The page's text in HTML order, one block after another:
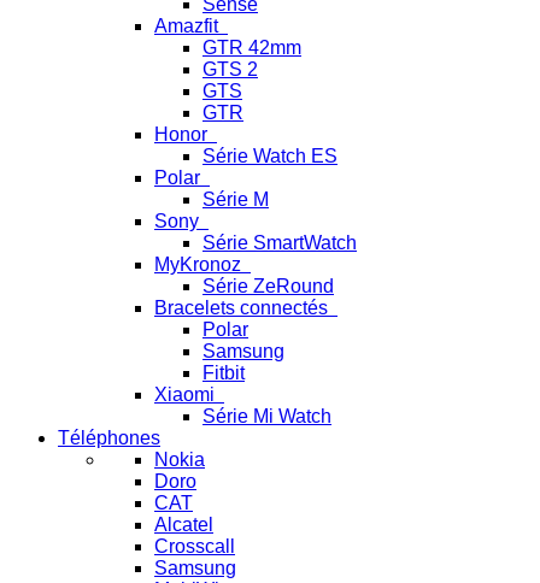
Sense
Amazfit
GTR 42mm
GTS 2
GTS
GTR
Honor
Série Watch ES
Polar
Série M
Sony
Série SmartWatch
MyKronoz
Série ZeRound
Bracelets connectés
Polar
Samsung
Fitbit
Xiaomi
Série Mi Watch
Téléphones
Nokia
Doro
CAT
Alcatel
Crosscall
Samsung